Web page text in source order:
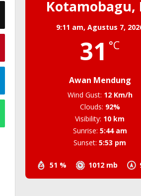
Kotamobagu,
9:11 am,Agustus 7,
31 °C
Awan Mendung
51 % 1012 mb
Wind Gust: 12 Km/h
Clouds: 92%
Visibility: 10 km
Sunrise: 5:44 am
Sunset: 5:53 pm